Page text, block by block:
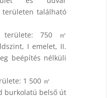
területen található
750 ㎡
I emelet, II.
beépítés nélküli
1 500 ㎡
burkolatú belső út